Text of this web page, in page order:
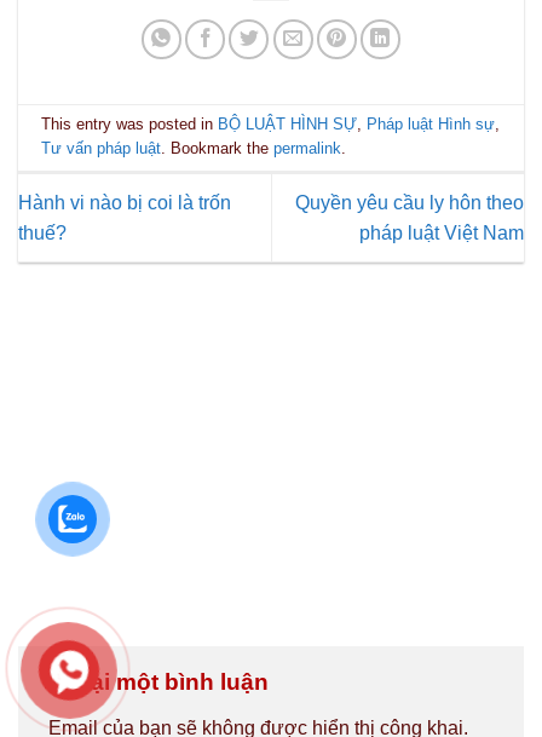
This entry was posted in BỘ LUẬT HÌNH SỰ, Pháp luật Hình sự,
Tư vấn pháp luật. Bookmark thepermalink.
Hành vi nào bị coi là trốn
thuế?
Quyền yêu cầu ly hôn theo
pháp luật Việt Nam
Để lại một bình luận
Email của bạn sẽ không được hiển thị công khai.